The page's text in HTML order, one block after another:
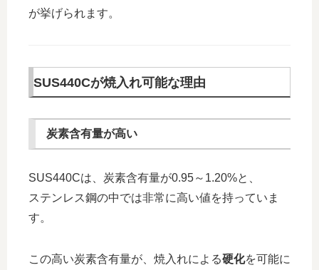
が挙げられます。
SUS440Cが焼入れ可能な理由
炭素含有量が高い
SUS440Cは、炭素含有量が0.95～1.20%と、
ステンレス鋼の中では非常に高い値を持っていま
す。
この高い炭素含有量が、焼入れによる硬化を可能に